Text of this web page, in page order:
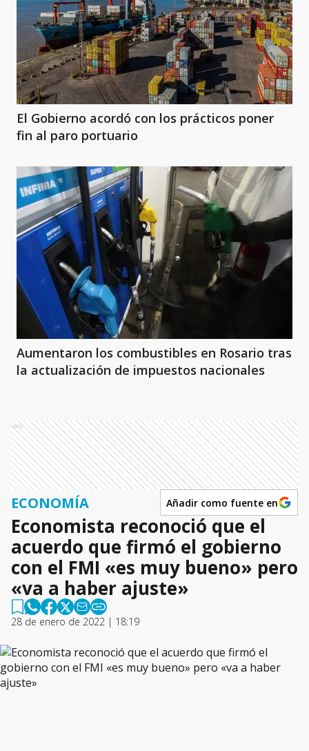
El Gobierno acordó con los prácticos poner
fin al paro portuario
Aumentaron los combustibles en Rosario tras
la actualización de impuestos nacionales
Ads
ECONOMÍA Añadir como fuente en
Economista reconoció que el
acuerdo que firmó el gobierno
con el FMI «es muy bueno» pero
«va a haber ajuste»
28 de enero de 2022 | 18:19